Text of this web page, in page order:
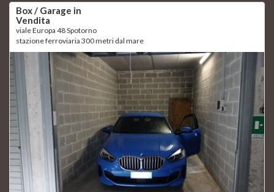
Box / Garage in
Vendita
viale Europa 48 Spotorno
stazione ferroviaria 300 metri dal mare